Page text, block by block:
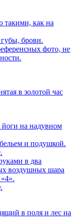
такими, как на
брови.
фото, не
в золотой час
на надувном
и подушкой.
в два
воздушных шара
в поля и лес на